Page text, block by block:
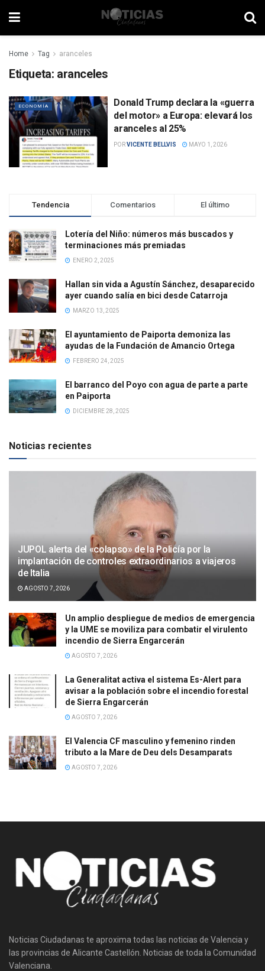
Home Tag aranceles
Etiqueta: aranceles
ECONOMÍA
Donald Trump declara la «guerra
del motor» a Europa: elevará los
aranceles al 25%
PORVICENTE BELLVIS MAYO 1, 2026
Tendencia Comentarios El último
Lotería del Niño: números más buscados y
terminaciones más premiadas
ENERO 2, 2025
Hallan sin vida a Agustín Sánchez, desaparecido
ayer cuando salía en bici desde Catarroja
MARZO 13, 2025
El ayuntamiento de Paiporta demoniza las
ayudas de la Fundación de Amancio Ortega
FEBRERO 24, 2025
El barranco del Poyo con agua de parte a parte
en Paiporta
DICIEMBRE 28, 2025
Noticias recientes
JUPOL alerta del «colapso» de la Policía por la
implantación de controles extraordinarios a viajeros
de Italia
AGOSTO 7, 2026
Un amplio despliegue de medios de emergencia
y la UME se moviliza para combatir el virulento
incendio de Sierra Engarcerán
AGOSTO 7, 2026
La Generalitat activa el sistema Es-Alert para
avisar a la población sobre el incendio forestal
de Sierra Engarcerán
AGOSTO 7, 2026
El Valencia CF masculino y femenino rinden
tributo a la Mare de Deu dels Desamparats
AGOSTO 7, 2026
Noticias Ciudadanas te aproxima todas las noticias de Valencia y
las provincias de Alicante Castellón. Noticias de toda la Comunidad
Valenciana.